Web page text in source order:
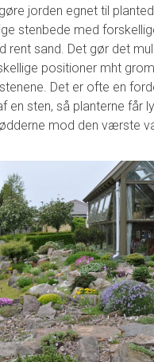
jorden egnet til
stenbede med
rent sand. Det gør det
positioner mht
Det er ofte en
en sten, så planterne får
mod den værste